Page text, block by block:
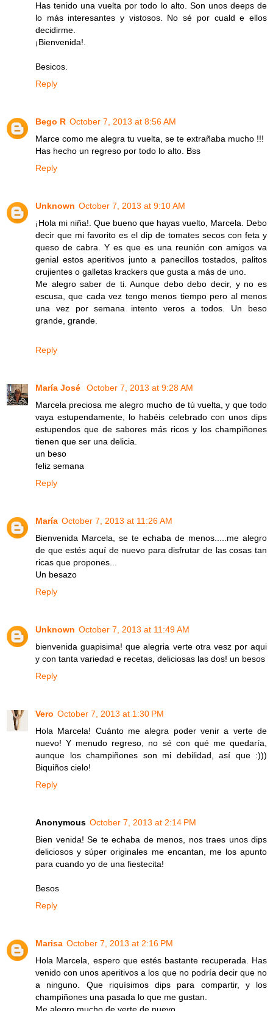
Has tenido una vuelta por todo lo alto. Son unos deeps de
lo más interesantes y vistosos. No sé por cuald e ellos
decidirme.
¡Bienvenida!.
Besicos.
Reply
Bego R October 7, 2013 at 8:56 AM
Marce como me alegra tu vuelta, se te extrañaba mucho !!!
Has hecho un regreso por todo lo alto. Bss
Reply
Unknown October 7, 2013 at 9:10 AM
¡Hola mi niña!. Que bueno que hayas vuelto, Marcela. Debo
decir que mi favorito es el dip de tomates secos con feta y
queso de cabra. Y es que es una reunión con amigos va
genial estos aperitivos junto a panecillos tostados, palitos
crujientes o galletas krackers que gusta a más de uno.
Me alegro saber de ti. Aunque debo debo decir, y no es
escusa, que cada vez tengo menos tiempo pero al menos
una vez por semana intento veros a todos. Un beso
grande, grande.
Reply
María José
October 7, 2013 at 9:28 AM
Marcela preciosa me alegro mucho de tú vuelta, y que todo
vaya estupendamente, lo habéis celebrado con unos dips
estupendos que de sabores más ricos y los champiñones
tienen que ser una delicia.
un beso
feliz semana
Reply
María October 7, 2013 at 11:26 AM
Bienvenida Marcela, se te echaba de menos.....me alegro
de que estés aquí de nuevo para disfrutar de las cosas tan
ricas que propones...
Un besazo
Reply
Unknown October 7, 2013 at 11:49 AM
bienvenida guapisima! que alegria verte otra vesz por aqui
y con tanta variedad e recetas, deliciosas las dos! un besos
Reply
Vero October 7, 2013 at 1:30 PM
Hola Marcela! Cuánto me alegra poder venir a verte de
nuevo! Y menudo regreso, no sé con qué me quedaría,
aunque los champiñones son mi debilidad, así que :)))
Biquiños cielo!
Reply
Anonymous October 7, 2013 at 2:14 PM
Bien venida! Se te echaba de menos, nos traes unos dips
deliciosos y súper originales me encantan, me los apunto
para cuando yo de una fiestecita!
Besos
Reply
Marisa October 7, 2013 at 2:16 PM
Hola Marcela, espero que estés bastante recuperada. Has
venido con unos aperitivos a los que no podría decir que no
a ninguno. Que riquísimos dips para compartir, y los
champiñones una pasada lo que me gustan.